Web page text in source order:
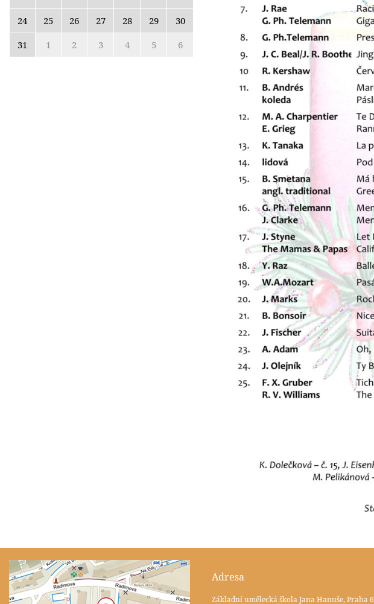
24
25 26 27 28 29
30
31
1 2 3 4 5 6
Adresa
Základní umělecká škola Jana Hanuše, Praha 6